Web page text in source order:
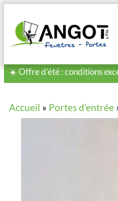
☀️ Offre d'été : conditions
Accueil » Portes d’entrée